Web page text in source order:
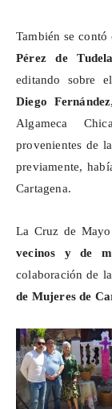
También se contó
Pérez de Tudela
editando sobre
Diego Fernández
Algameca
provenientes de la
previamente,
Cartagena.
La Cruz de
vecinos y de
colaboración de la
de Mujeres de